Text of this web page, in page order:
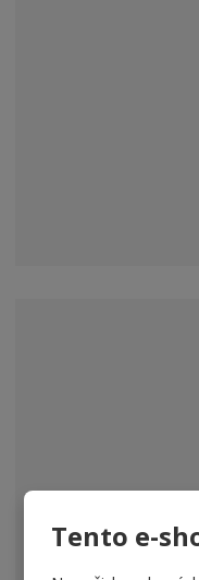
Tento e-